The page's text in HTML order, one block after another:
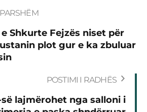
Shkurte Fejzës niset për
plot gur e ka zbuluar
POSTIMI I RADHËS
së lajmërohet nga salloni i